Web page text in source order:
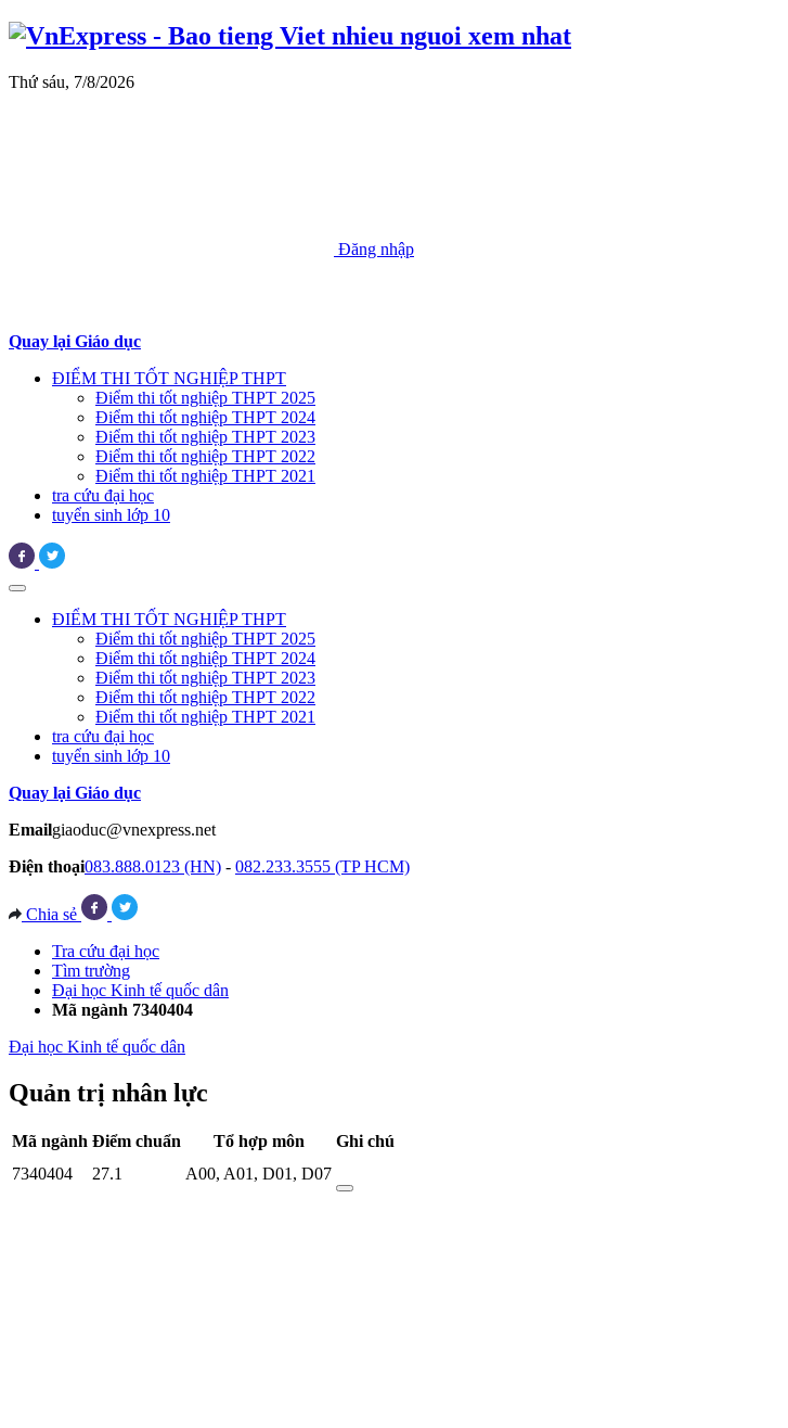
Thứ sáu, 7/8/2026
Đăng nhập
Quay lại Giáo dục
ĐIỂM THI TỐT NGHIỆP THPT
Điểm thi tốt nghiệp THPT 2025
Điểm thi tốt nghiệp THPT 2024
Điểm thi tốt nghiệp THPT 2023
Điểm thi tốt nghiệp THPT 2022
Điểm thi tốt nghiệp THPT 2021
tra cứu đại học
tuyển sinh lớp 10
ĐIỂM THI TỐT NGHIỆP THPT
Điểm thi tốt nghiệp THPT 2025
Điểm thi tốt nghiệp THPT 2024
Điểm thi tốt nghiệp THPT 2023
Điểm thi tốt nghiệp THPT 2022
Điểm thi tốt nghiệp THPT 2021
tra cứu đại học
tuyển sinh lớp 10
Quay lại Giáo dục
Emailgiaoduc@vnexpress.net
Điện thoại083.888.0123 (HN) - 082.233.3555 (TP HCM)
Chia sẻ
Tra cứu đại học
Tìm trường
Đại học Kinh tế quốc dân
Mã ngành 7340404
Đại học Kinh tế quốc dân
Quản trị nhân lực
Mã ngành Điểm chuẩn Tổ hợp môn
Ghi chú
7340404
27.1 A00, A01, D01, D07